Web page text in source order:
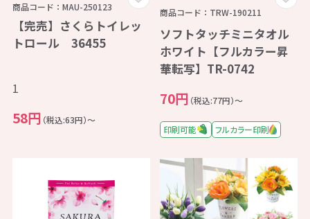
商品コード：MAU-250123
【完売】さくらトイレッ
トロール 36455
1
58円 （税込:63円）～
商品コード：TRW-190211
ソフトタッチミニタオル
ホワイト【フルカラー昇
華転写】TR-0742
70円 （税込:77円）～
印刷可能 フルカラー印刷